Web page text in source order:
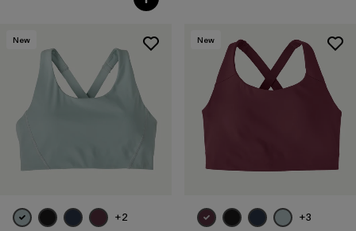
New
+2
New
+3